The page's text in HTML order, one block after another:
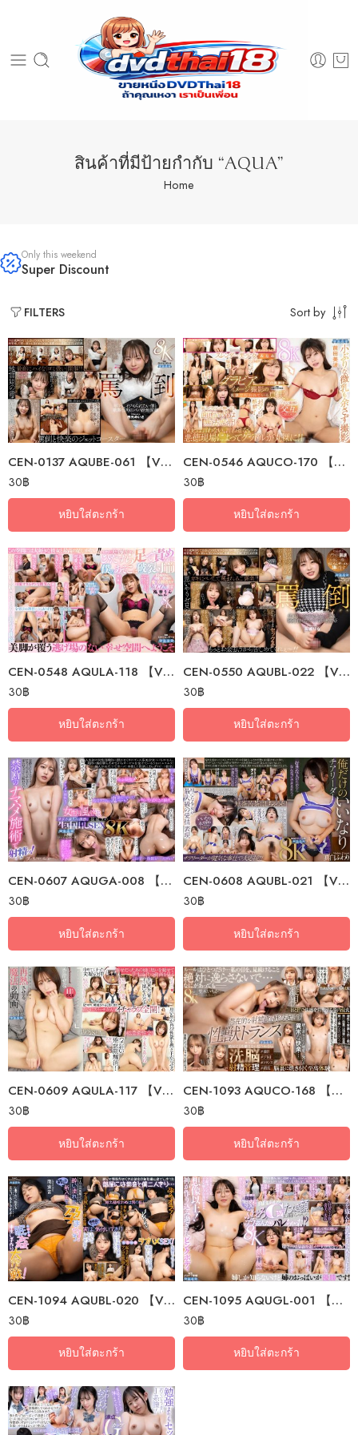
สินค้าที่มีป้ายกำกับ “AQUA”
Home
Only this weekend
Super Discount
FILTERS Sort by
CEN-0137 AQUBE-061 【VR】 A Little Devil, Abusive Female Brat: Me And The…
30฿
หยิบใส่ตะกร้า
CEN-0546 AQUCO-170 【VR】 The Truth Behind The Scenes Of Gravure Image…
30฿
หยิบใส่ตะกร้า
CEN-0548 AQULA-118 【VR】 My Dick Is About To Explode As My Sweet And…
30฿
หยิบใส่ตะกร้า
CEN-0550 AQUBL-022 【VR】 Little Devil Insulting Slut: I Want To Be Bullied…
30฿
หยิบใส่ตะกร้า
CEN-0607 AQUGA-008 【VR】 VR For Women’s Prostitution: Breaking The Rules…
30฿
หยิบใส่ตะกร้า
CEN-0608 AQUBL-021 【VR】 My Obedient Cheerleader – You’d Do Anything For…
30฿
หยิบใส่ตะกร้า
CEN-0609 AQULA-117 【VR】 You Were So Cute… A Magical Video To Rekindle The…
30฿
หยิบใส่ตะกร้า
CEN-1093 AQUCO-168 【VR】 Never Take Your Eyes Off – Brainwashing…
30฿
หยิบใส่ตะกร้า
CEN-1094 AQUBL-020 【VR】 Impregnate An Innocent Freshman Who Got Drunk At…
30฿
หยิบใส่ตะกร้า
CEN-1095 AQUGL-001 【VR】 I Stole My Big Sister’s Bra With Her Soft, Fluffy…
30฿
หยิบใส่ตะกร้า